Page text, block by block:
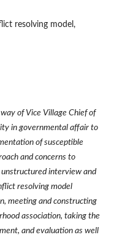
resolving model,
of Vice Village Chief of
in governmental affair to
of susceptible
and concerns to
interview and
resolving model
meeting and constructing
association, taking the
and evaluation as well